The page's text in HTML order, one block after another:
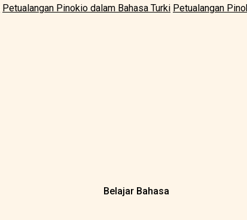
Petualangan Pinokio dalam Bahasa Turki Petualangan
Belajar Bahasa